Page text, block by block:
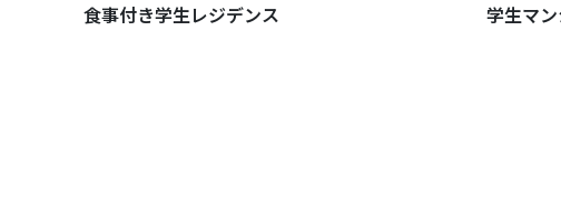
食事付き学生レジデンス 学生マ